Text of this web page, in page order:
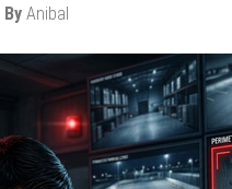
By Anibal